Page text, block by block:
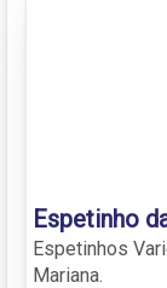
Espetinho
Espetinhos
Mariana.